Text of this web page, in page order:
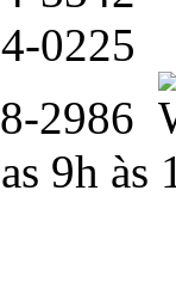
0225
2986
9h às